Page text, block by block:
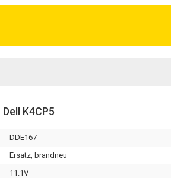
K4CP5
DDE167
Ersatz, brandneu
11.1V